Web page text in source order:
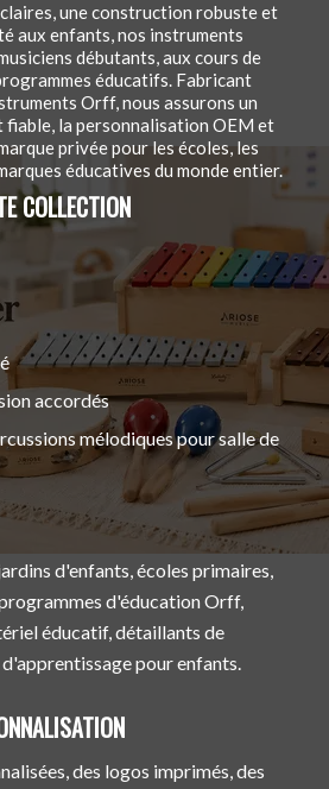
une construction robuste et
aux enfants, nos instruments
débutants, aux cours de
éducatifs. Fabricant
Orff, nous assurons un
fiable, la personnalisation OEM et
privée pour les écoles, les
éducatives du monde entier.
COLLECTION
accordés
mélodiques pour salle de
d'enfants, écoles primaires,
d'éducation Orff,
éducatif, détaillants de
pour enfants.
des logos imprimés, des